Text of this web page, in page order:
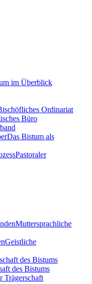
im Überblick
Ordinariat
Büro
Das Bistum als
Pastoraler
Muttersprachliche
Geistliche
des Bistums